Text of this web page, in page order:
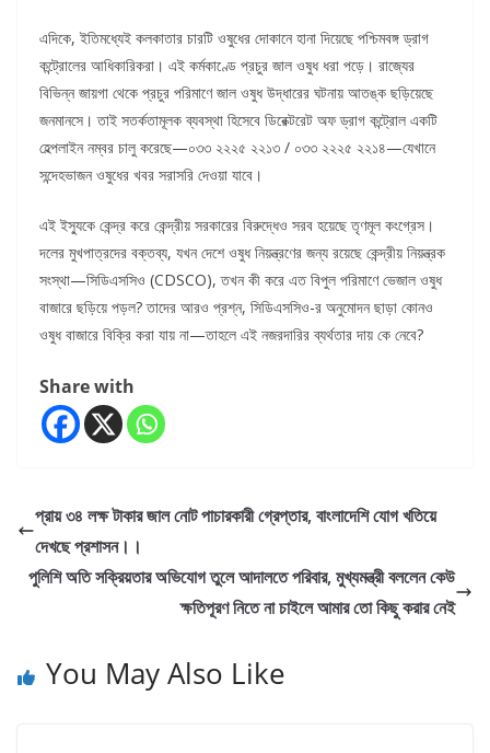
এদিকে, ইতিমধ্যেই কলকাতার চারটি ওষুধের দোকানে হানা দিয়েছে পশ্চিমবঙ্গ ড্রাগ
কন্ট্রোলের আধিকারিকরা। এই কর্মকাণ্ডে প্রচুর জাল ওষুধ ধরা পড়ে। রাজ্যের
বিভিন্ন জায়গা থেকে প্রচুর পরিমাণে জাল ওষুধ উদ্ধারের ঘটনায় আতঙ্ক ছড়িয়েছে
জনমানসে। তাই সতর্কতামূলক ব্যবস্থা হিসেবে ডিরেক্টরেট অফ ড্রাগ কন্ট্রোল একটি
হেল্পলাইন নম্বর চালু করেছে—০৩৩ ২২২৫ ২২১৩ / ০৩৩ ২২২৫ ২২১৪—যেখানে
সন্দেহভাজন ওষুধের খবর সরাসরি দেওয়া যাবে।
এই ইস্যুকে কেন্দ্র করে কেন্দ্রীয় সরকারের বিরুদ্ধেও সরব হয়েছে তৃণমূল কংগ্রেস।
দলের মুখপাত্রদের বক্তব্য, যখন দেশে ওষুধ নিয়ন্ত্রণের জন্য রয়েছে কেন্দ্রীয় নিয়ন্ত্রক
সংস্থা—সিডিএসসিও (CDSCO), তখন কী করে এত বিপুল পরিমাণে ভেজাল ওষুধ
বাজারে ছড়িয়ে পড়ল? তাদের আরও প্রশ্ন, সিডিএসসিও-র অনুমোদন ছাড়া কোনও
ওষুধ বাজারে বিক্রি করা যায় না—তাহলে এই নজরদারির ব্যর্থতার দায় কে নেবে?
Share with
প্রায় ৩৪ লক্ষ টাকার জাল নোট পাচারকারী গ্রেপ্তার, বাংলাদেশি যোগ খতিয়ে
দেখছে প্রশাসন।।
পুলিশি অতি সক্রিয়তার অভিযোগ তুলে আদালতে পরিবার, মুখ্যমন্ত্রী বললেন কেউ
ক্ষতিপূরণ নিতে না চাইলে আমার তো কিছু করার নেই
You May Also Like